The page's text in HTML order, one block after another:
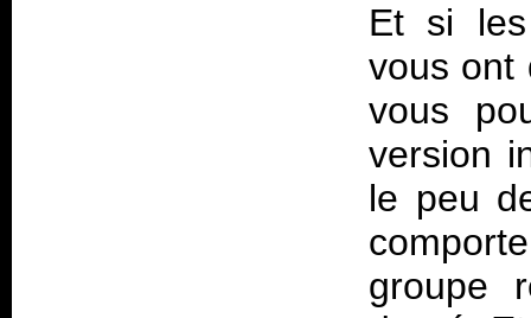
Et si
vous ont
vous
version
le peu
groupe